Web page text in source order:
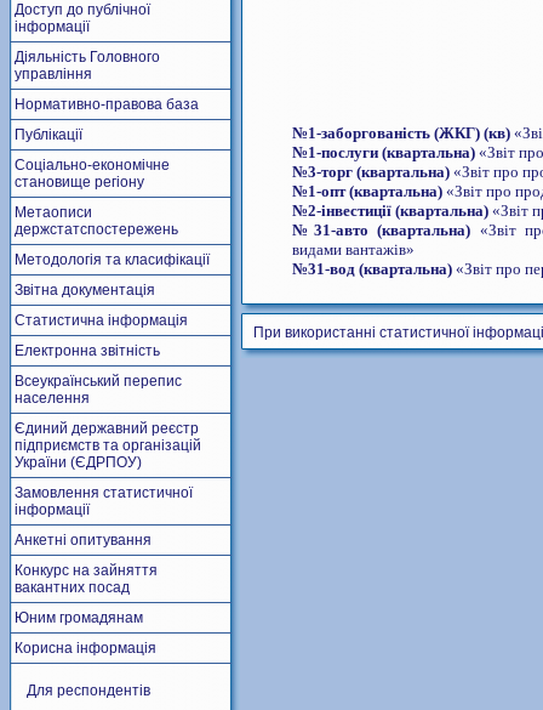
Доступ до публічної
інформації
Діяльність Головного
управління
Нормативно-правова база
Публікації
Соціально-економічне
становище регіону
Метаописи
держстатспостережень
Методологія та класифікації
Звітна документація
Статистична інформація
Електронна звітність
Всеукраїнський перепис
населення
Єдиний державний реєстр
підприємств та організацій
України (ЄДРПОУ)
Замовлення статистичної
інформації
Анкетні опитування
Конкурс на зайняття
вакантних посад
Юним громадянам
Корисна інформація
Для респондентів
№1-заборгованість (ЖКГ) (кв)
№1-послуги (квартальна) «Звіт
№3-торг (квартальна) «Звіт про
№1-опт (квартальна) «Звіт про
№2-інвестиції (квартальна) «Звіт
№ 31-авто (квартальна) «Звіт
видами вантажів»
№31-вод (квартальна) «Звіт про
При використанні статистичної